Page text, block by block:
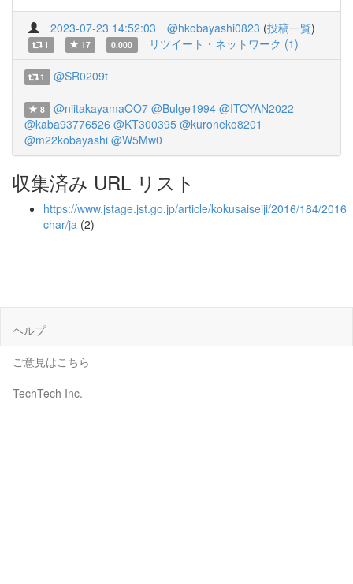
2023-07-23 14:52:03 @hkobayashi0823 (投稿一覧)
1 17 0.000 リツイート・ネットワーク (1)
1 @SR0209t
8 @niitakayamaOO7 @Bulge1994 @ITOYAN2022
@kaba93776526 @KT300395 @kuroneko8201
@m22kobayashi @W5Mw0
収集済み URL リスト
https://www.jstage.jst.go.jp/article/kokusaiseiji/2016/184/
char/ja (2)
ヘルプ
ご意見はこちら
TechTech Inc.